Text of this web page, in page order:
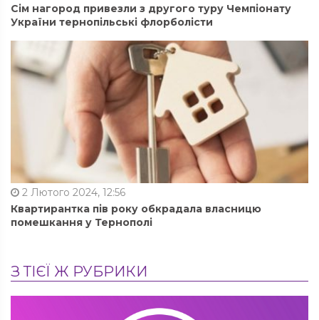
Сім нагород привезли з другого туру Чемпіонату
України тернопільські флорболісти
2 Лютого 2024, 12:56
Квартирантка пів року обкрадала власницю
помешкання у Тернополі
З ТІЄЇ Ж РУБРИКИ